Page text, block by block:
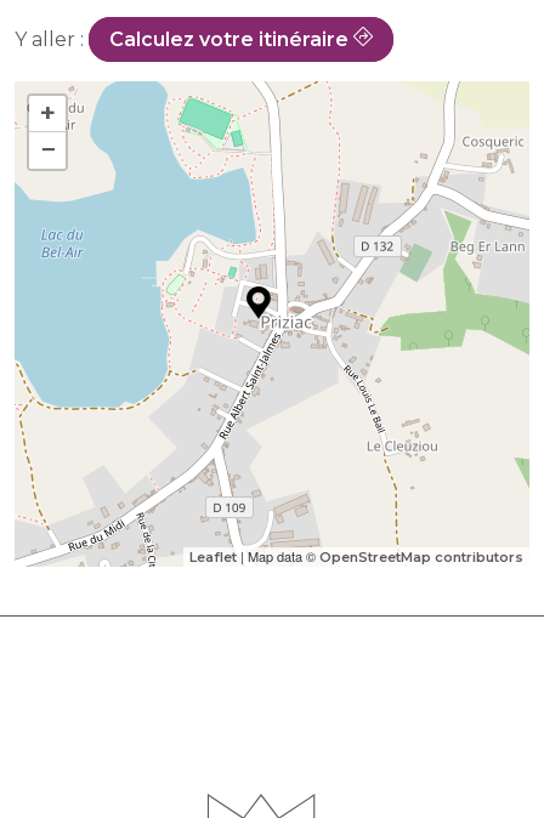
Y aller : Calculez votre itinéraire
+
−
Leaflet | Map data © OpenStreetMap contributors